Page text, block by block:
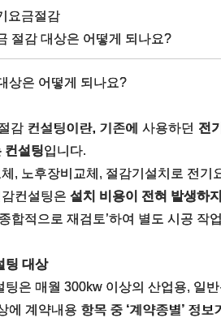
요금절감
절감 대상은 어떻게 되나요?
상은 어떻게 되나요?
감 컨설팅이란, 기존에 사용하던 전
컨설팅입니다.
, 노후장비교체, 절감기설치로 전
컨설팅은 설치 비용이 전혀 발생하
합적으로 재검토’하여 별도 시공 작
팅 대상
팅은 매월 300kw 이상의 산업용, 일
에 계약내용 항목 중 ‘계약종별’ 정